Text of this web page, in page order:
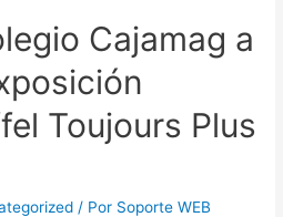
Cajamag a
Toujours Plus
/ Por Soporte WEB